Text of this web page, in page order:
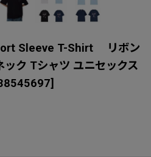
Sleeve T-Shirt リボン
ック Tシャツ ユニセックス
]